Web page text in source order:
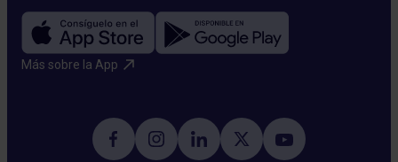
Más sobre la App​